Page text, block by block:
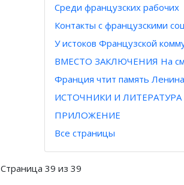
Среди французских рабочих
Контакты с французскими
У истоков Французской
ВМЕСТО ЗАКЛЮЧЕНИЯ На
Франция чтит память Ленина
ИСТОЧНИКИ И ЛИТЕРАТУРА
ПРИЛОЖЕНИЕ
Все страницы
Страница 39 из 39